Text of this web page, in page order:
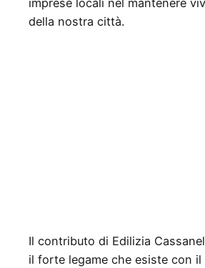
della nostra città.
Il contributo di Edilizia
il forte legame che esiste con il